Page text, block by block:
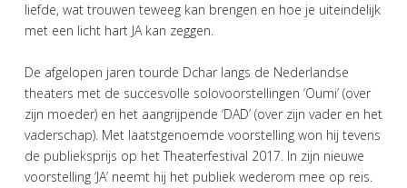
liefde, wat trouwen teweeg kan brengen en hoe je uiteindelijk
met een licht hart JA kan zeggen.
De afgelopen jaren tourde Dchar langs de Nederlandse
theaters met de succesvolle solovoorstellingen ‘Oumi’ (over
zijn moeder) en het aangrijpende ‘DAD’ (over zijn vader en het
vaderschap). Met laatstgenoemde voorstelling won hij tevens
de publieksprijs op het Theaterfestival 2017. In zijn nieuwe
voorstelling ‘JA’ neemt hij het publiek wederom mee op reis.